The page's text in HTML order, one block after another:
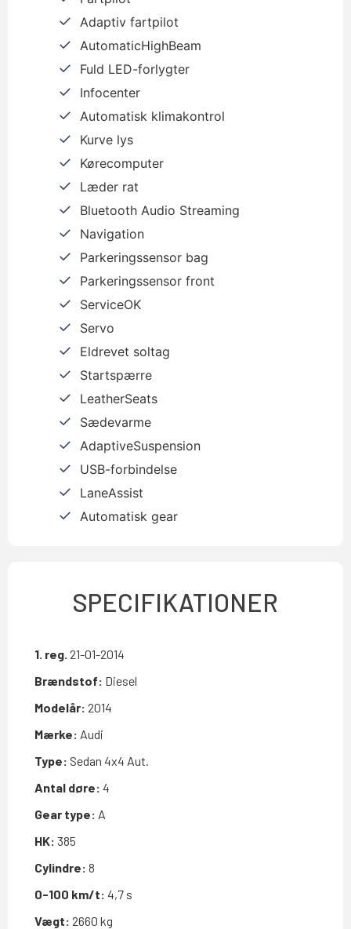
Adaptiv fartpilot
AutomaticHighBeam
Fuld LED-forlygter
Infocenter
Automatisk klimakontrol
Kurve lys
Kørecomputer
Læder rat
Bluetooth Audio Streaming
Navigation
Parkeringssensor bag
Parkeringssensor front
ServiceOK
Servo
Eldrevet soltag
Startspærre
LeatherSeats
Sædevarme
AdaptiveSuspension
USB-forbindelse
LaneAssist
Automatisk gear
SPECIFIKATIONER
1. reg. 21-01-2014
Brændstof: Diesel
Modelår: 2014
Mærke: Audi
Type: Sedan 4x4 Aut.
Antal døre: 4
Gear type: A
HK: 385
Cylindre: 8
0-100 km/t: 4,7 s
Vægt: 2660 kg